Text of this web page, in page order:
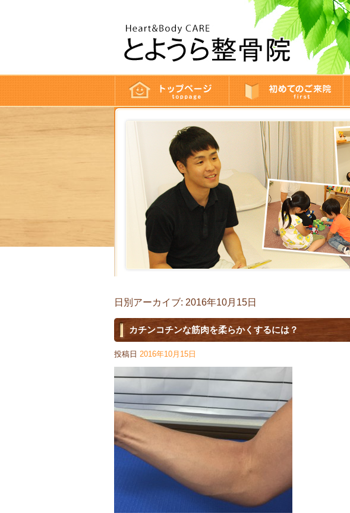
日別アーカイブ: 2016年10月15日
カチンコチンな筋肉を柔らかくするには？
投稿日 2016年10月15日